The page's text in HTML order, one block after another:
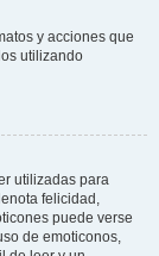
y acciones que
utilizando
utilizadas para
felicidad,
puede verse
de emoticonos,